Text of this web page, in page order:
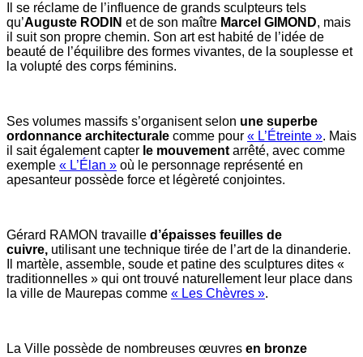
Il se réclame de l’influence de grands sculpteurs tels
qu’Auguste RODIN et de son maître Marcel GIMOND, mais
il suit son propre chemin. Son art est habité de l’idée de
beauté de l’équilibre des formes vivantes, de la souplesse et
la volupté des corps féminins.
Ses volumes massifs s’organisent selon une superbe
ordonnance architecturale comme pour « L’Étreinte ». Mais
il sait également capter le mouvement arrêté, avec comme
exemple « L’Élan » où le personnage représenté en
apesanteur possède force et légèreté conjointes.
Gérard RAMON travaille d’épaisses feuilles de
cuivre, utilisant une technique tirée de l’art de la dinanderie.
Il martèle, assemble, soude et patine des sculptures dites «
traditionnelles » qui ont trouvé naturellement leur place dans
la ville de Maurepas comme « Les Chèvres ».
La Ville possède de nombreuses œuvres en bronze